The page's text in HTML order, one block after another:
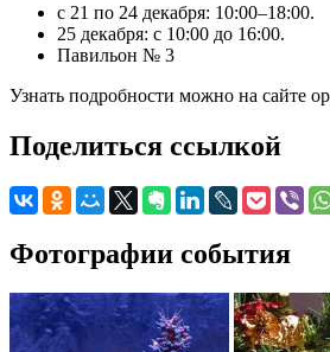
с 21 по 24 декабря: 10:00–18:00.
25 декабря: с 10:00 до 16:00.
Павильон № 3
Узнать подробности можно на сайте
Поделиться ссылкой
Фотографии события